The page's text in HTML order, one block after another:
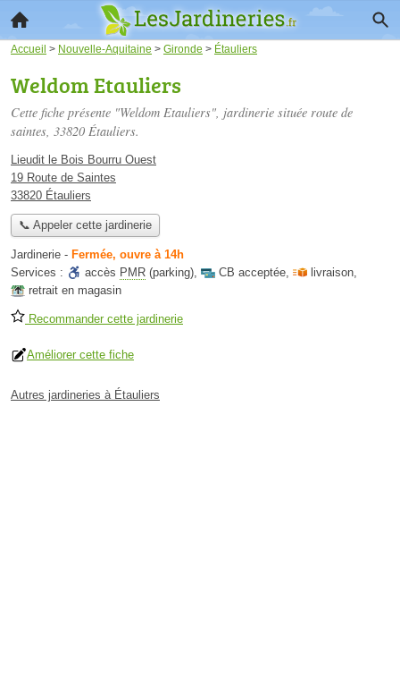
Accueil > Nouvelle-Aquitaine > Gironde > Étauliers
Weldom Etauliers
Cette fiche présente "Weldom Etauliers", jardinerie située route de
saintes, 33820 Étauliers.
Lieudit le Bois Bourru Ouest
19 Route de Saintes
33820 Étauliers
📞 Appeler cette jardinerie
Jardinerie - Fermée, ouvre à 14h
Services :
accès PMR (parking), CB acceptée, livraison,
retrait en magasin
Recommander cette jardinerie
Améliorer cette fiche
Autres jardineries à Étauliers